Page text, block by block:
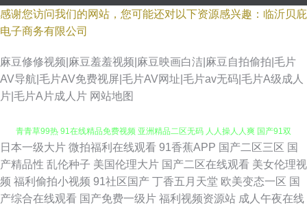
感谢您访问我们的网站，您可能还对以下资源感兴趣：临沂贝庇
电子商务有限公司
麻豆修修视频|麻豆羞羞视频|麻豆映画白洁|麻豆自拍偷拍|毛片
AV导航|毛片AV免费视屏|毛片AV网址|毛片av无码|毛片A级成人
片|毛片A片成人片 网站地图
91九色女神蝌蚪 草莓视频污aqq 日韩国产综合系列 美女电影 美女屮逼视频
青青草99热 91在线精品免费视频 亚洲精品二区无码 人人操人人爽 国产91双
日本一级大片 微拍福利在线观看 91香蕉APP 国产二区三区 国
产精品性 乱伦种子 美国伦理大片 国产二区在线观看 美女伦理视
频 福利偷拍小视频 91社区国产 丁香五月天堂 欧美变态一区 国
产综合在线观看 国产免费一级片 福利视频资源站 成人午夜在线